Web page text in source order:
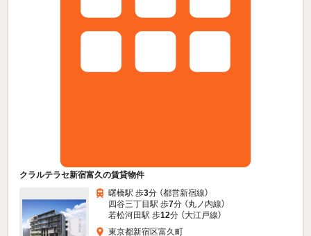
クラルテラセ新宿富久の賃貸物件
曙橋駅 歩3分 （都営新宿線）
四谷三丁目駅 歩7分 （丸ノ内線）
若松河田駅 歩12分 （大江戸線）
東京都新宿区富久町